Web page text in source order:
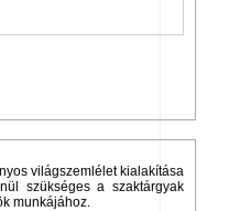
világszemlélet kialakítása
szükséges a szaktárgyak
munkájához.